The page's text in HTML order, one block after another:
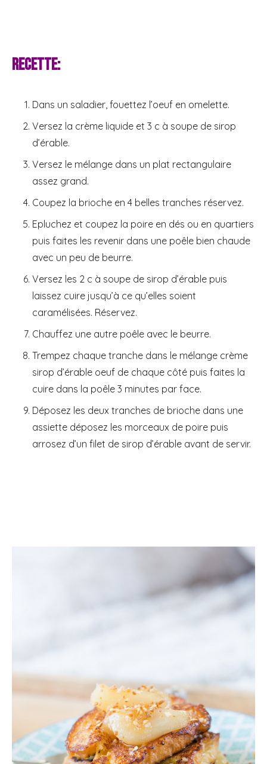
Recette:
Dans un saladier, fouettez l’oeuf en omelette.
Versez la crème liquide et 3 c à soupe de sirop
d’érable.
Versez le mélange dans un plat rectangulaire
assez grand.
Coupez la brioche en 4 belles tranches réservez.
Epluchez et coupez la poire en dés ou en quartiers
puis faites les revenir dans une poêle bien chaude
avec un peu de beurre.
Versez les 2 c à soupe de sirop d’érable puis
laissez cuire jusqu’à ce qu’elles soient
caramélisées. Réservez.
Chauffez une autre poêle avec le beurre.
Trempez chaque tranche dans le mélange crème
sirop d’érable oeuf de chaque côté puis faites la
cuire dans la poêle 3 minutes par face.
Déposez les deux tranches de brioche dans une
assiette déposez les morceaux de poire puis
arrosez d’un filet de sirop d’érable avant de servir.